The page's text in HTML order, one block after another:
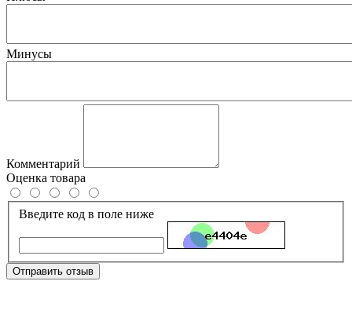
Минусы
Комментарий
Оценка товара
Введите код в поле ниже
Отправить отзыв